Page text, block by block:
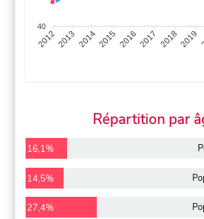
40
20122013 20142015 20162017 20182019
Répartition par
16,1%
14,5%
27,4%